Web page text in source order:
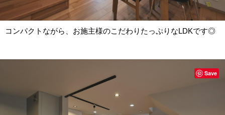
コンパクトながら、お施主様のこだわりたっぷりなLDKです◎
Save